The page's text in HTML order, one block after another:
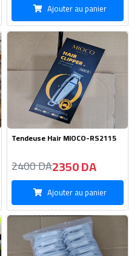
Ajouter au panier
Tendeuse Hair MIOCO-RS2115
2400 DA2350 DA
Ajouter au panier